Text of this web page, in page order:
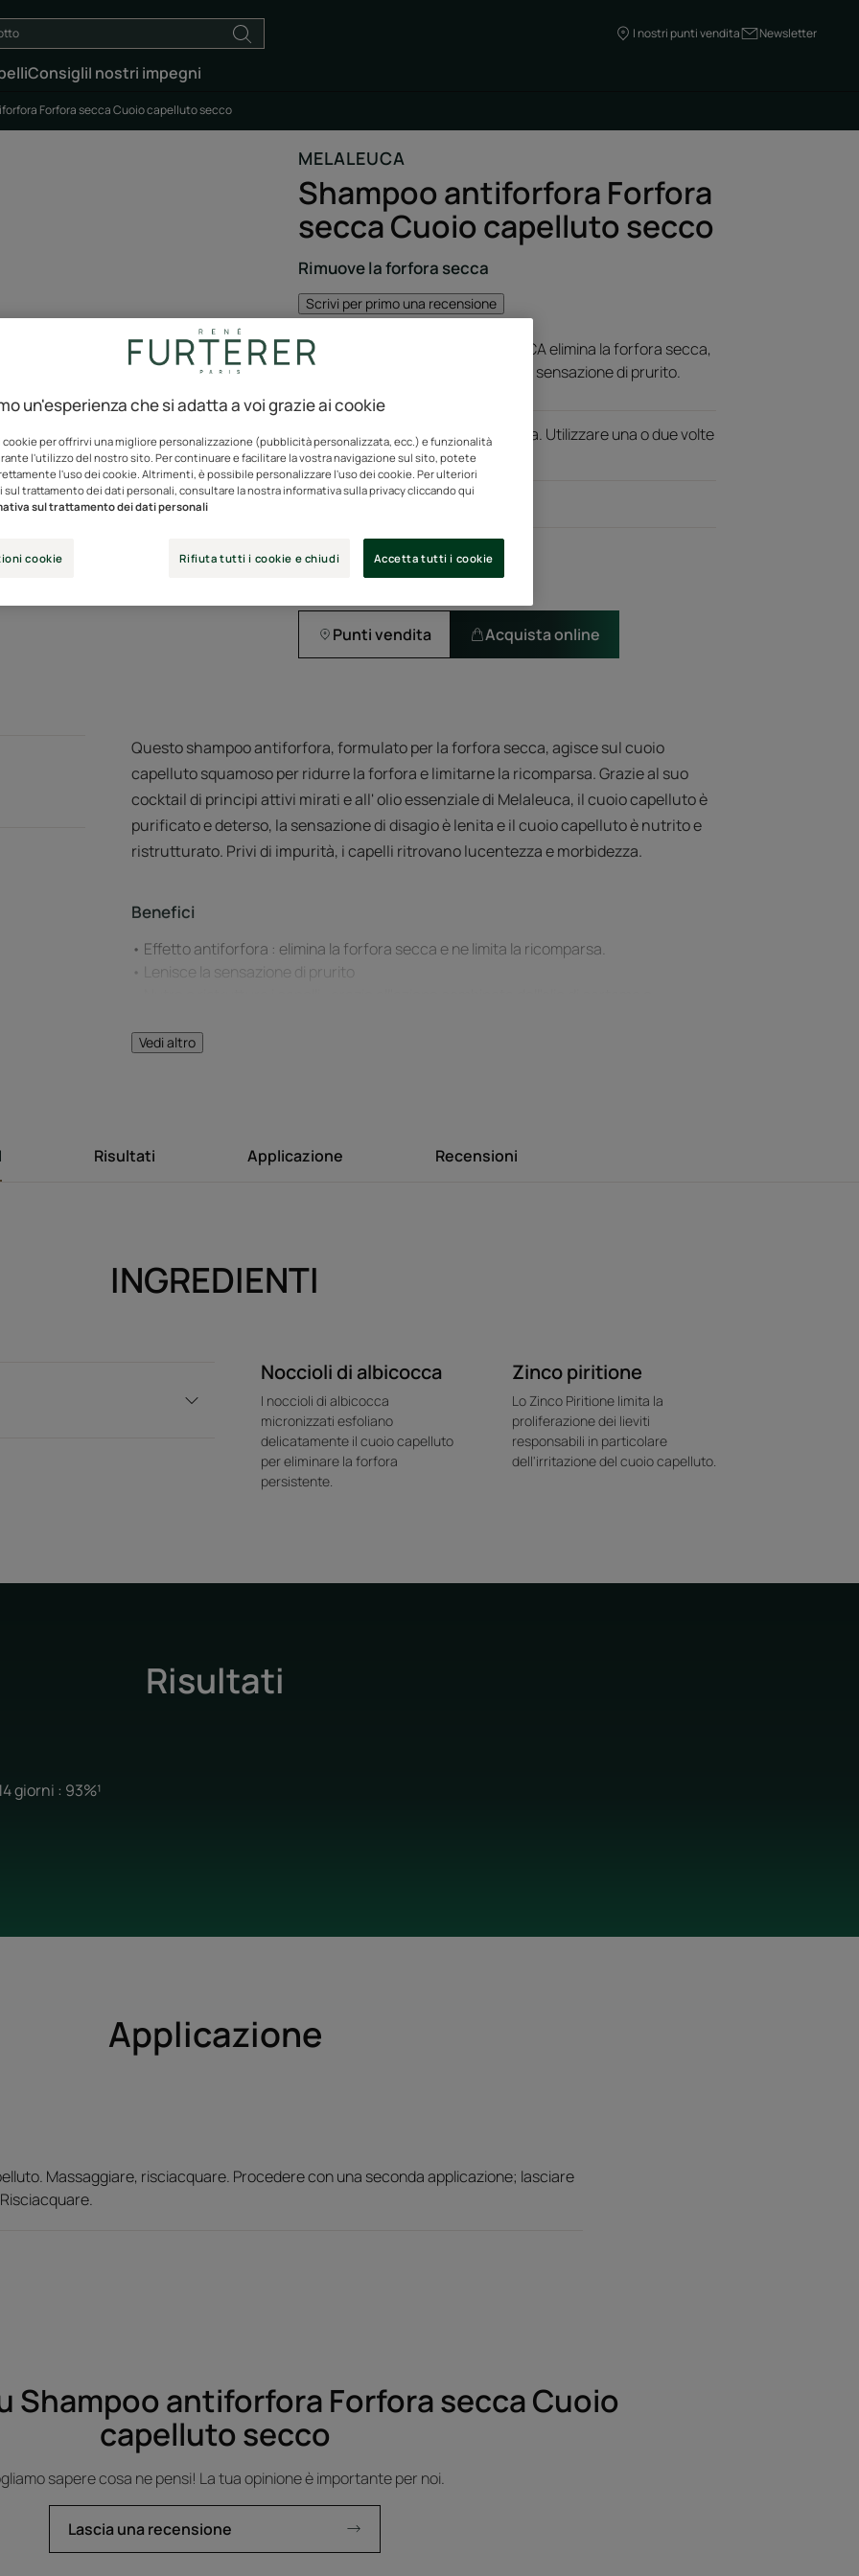
I nostri punti vendita Newsletter
ConsigliI nostri impegni
Forfora secca Cuoio capelluto secco
MELALEUCA
Shampoo antiforfora Forfora
secca Cuoio capelluto secco
Rimuove la forfora secca
Scrivi per primo una recensione
Lo shampoo antiforfora MELALEUCA elimina la forfora secca,
limita la sua ricomparsa e lenisce la sensazione di prurito.
Previene la ricomparsa della forfora. Utilizzare una o due volte
a settimana
Senza siliconi.
Tubo Tubo
150ml
Punti vendita Acquista online
Questo shampoo antiforfora, formulato per la forfora secca, agisce sul cuoio
capelluto squamoso per ridurre la forfora e limitarne la ricomparsa. Grazie al suo
cocktail di principi attivi mirati e all' olio essenziale di Melaleuca, il cuoio capelluto è
purificato e deterso, la sensazione di disagio è lenita e il cuoio capelluto è nutrito e
ristrutturato. Privi di impurità, i capelli ritrovano lucentezza e morbidezza.
Benefici
• Effetto antiforfora : elimina la forfora secca e ne limita la ricomparsa.
• Lenisce la sensazione di prurito
Vedi altro
Risultati Applicazione Recensioni
INGREDIENTI
Noccioli di albicocca
I noccioli di albicocca
micronizzati esfoliano
delicatamente il cuoio capelluto
per eliminare la forfora
persistente.
Zinco piritione
Lo Zinco Piritione limita la
proliferazione dei lieviti
responsabili in particolare
dell'irritazione del cuoio capelluto.
Risultati
giorni : 93%¹
Applicazione
Massaggiare, risciacquare. Procedere con una seconda applicazione; lasciare
Shampoo antiforfora Forfora secca Cuoio
capelluto secco
sapere cosa ne pensi! La tua opinione è importante per noi.
Lascia una recensione
un'esperienza che si adatta a voi grazie ai cookie
cookie per offrirvi una migliore personalizzazione (pubblicità personalizzata, ecc.) e funzionalità
l'utilizzo del nostro sito. Per continuare e facilitare la vostra navigazione sul sito, potete
l'uso dei cookie. Altrimenti, è possibile personalizzare l'uso dei cookie. Per ulteriori
sul trattamento dei dati personali, consultare la nostra informativa sulla privacy cliccando qui
sul trattamento dei dati personali
cookie Rifiuta tutti i cookie e chiudi Accetta tutti i cookie